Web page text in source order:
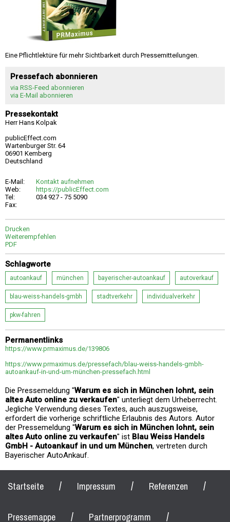
Eine Pflichtlektüre für mehr Sichtbarkeit durch Pressemitteilungen.
Pressefach abonnieren
via RSS-Feed abonnieren
via E-Mail abonnieren
Pressekontakt
Herr Hans Kolpak
publicEffect.com
Wartenburger Str. 64
06901 Kemberg
Deutschland
E-Mail:
Kontakt aufnehmen
Web:
https://publicEffect.com
Tel:
034 927 - 75 5090
Fax:
Drucken
Weiterempfehlen
PDF
Schlagworte
autoankauf münchen bayerischer-autoankauf autoverkauf
blau-weiss-handels-gmbh stadtverkehr individualverkehr
pkw-fahren
Permanentlinks
https://www.prmaximus.de/139806
https://www.prmaximus.de/pressefach/blau-weiss-handels-gmbh-
autoankauf-in-und-um-münchen-pressefach.html
Die Pressemeldung "Warum es sich in München lohnt, sein
altes Auto online zu verkaufen" unterliegt dem Urheberrecht.
Jegliche Verwendung dieses Textes, auch auszugsweise,
erfordert die vorherige schriftliche Erlaubnis des Autors. Autor
der Pressemeldung "Warum es sich in München lohnt, sein
altes Auto online zu verkaufen" ist Blau Weiss Handels
GmbH - Autoankauf in und um München, vertreten durch
Bayerischer AutoAnkauf.
Startseite / Impressum / Referenzen /
Pressemappe / Partnerprogramm /